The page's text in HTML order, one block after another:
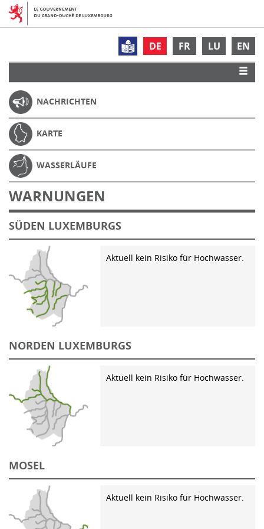
DE FR LU EN
NACHRICHTEN
KARTE
WASSERLÄUFE
WARNUNGEN
SÜDEN LUXEMBURGS
Aktuell kein Risiko für Hochwasser.
NORDEN LUXEMBURGS
Aktuell kein Risiko für Hochwasser.
MOSEL
Aktuell kein Risiko für Hochwasser.